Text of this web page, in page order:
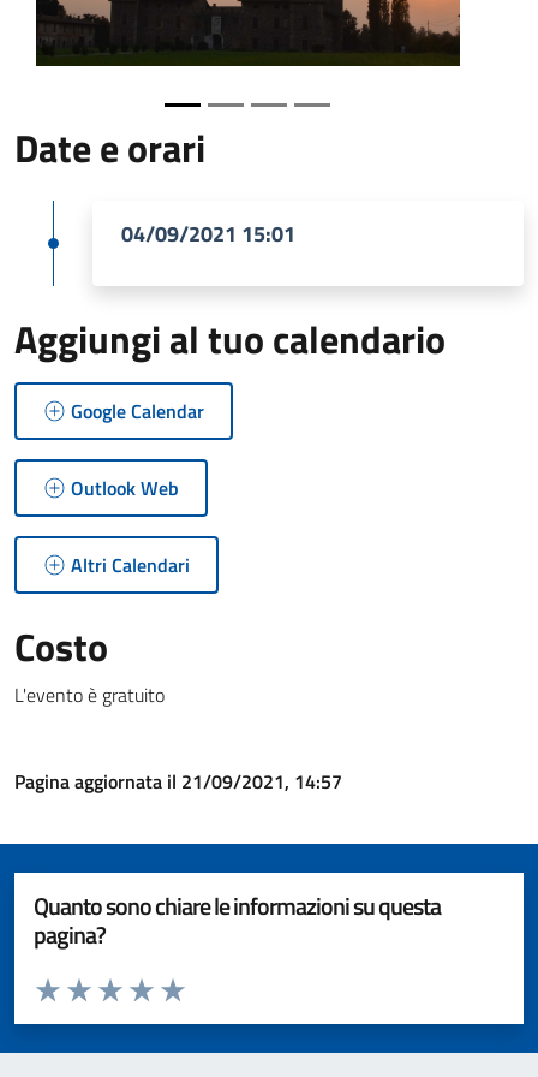
Date e orari
04/09/2021 15:01
Aggiungi al tuo calendario
Google Calendar
Outlook Web
Altri Calendari
Costo
L'evento è gratuito
Pagina aggiornata il 21/09/2021, 14:57
Quanto sono chiare le informazioni su questa
pagina?
Valuta da 1 a 5 stelle la pagina
Valuta 5 stelle su 5
Valuta 4 stelle su 5
Valuta 3 stelle su 5
Valuta 2 stelle su 5
Valuta 1 stelle su 5